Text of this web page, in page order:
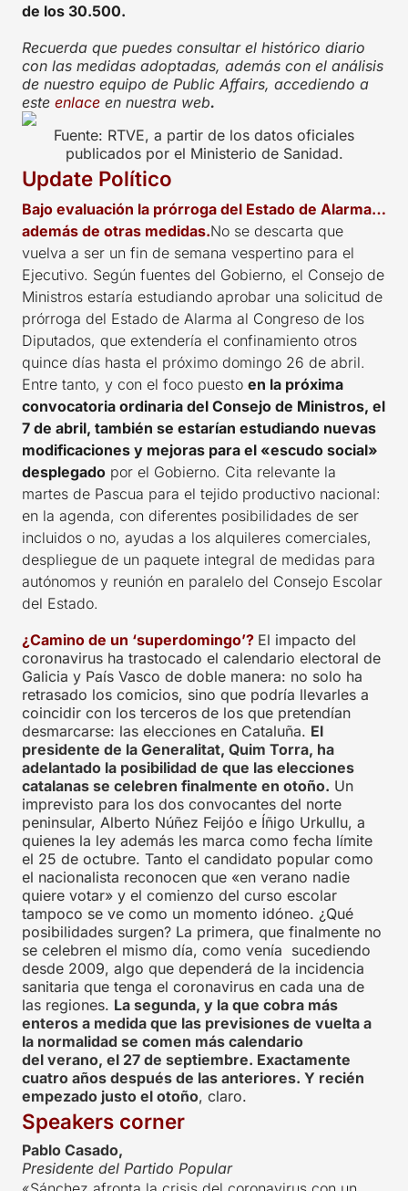
de los 30.500.
Recuerda que puedes consultar el histórico diario
con las medidas adoptadas, además con el análisis
de nuestro equipo de Public Affairs, accediendo a
este enlace en nuestra web.
Fuente: RTVE, a partir de los datos oficiales
publicados por el Ministerio de Sanidad.
Update Político
Bajo evaluación la prórroga del Estado de Alarma…
además de otras medidas.No se descarta que
vuelva a ser un fin de semana vespertino para el
Ejecutivo. Según fuentes del Gobierno, el Consejo de
Ministros estaría estudiando aprobar una solicitud de
prórroga del Estado de Alarma al Congreso de los
Diputados, que extendería el confinamiento otros
quince días hasta el próximo domingo 26 de abril.
Entre tanto, y con el foco puesto en la próxima
convocatoria ordinaria del Consejo de Ministros, el
7 de abril, también se estarían estudiando nuevas
modificaciones y mejoras para el «escudo social»
desplegado por el Gobierno. Cita relevante la
martes de Pascua para el tejido productivo nacional:
en la agenda, con diferentes posibilidades de ser
incluidos o no, ayudas a los alquileres comerciales,
despliegue de un paquete integral de medidas para
autónomos y reunión en paralelo del Consejo Escolar
del Estado.
¿Camino de un ‘superdomingo’? El impacto del
coronavirus ha trastocado el calendario electoral de
Galicia y País Vasco de doble manera: no solo ha
retrasado los comicios, sino que podría llevarles a
coincidir con los terceros de los que pretendían
desmarcarse: las elecciones en Cataluña. El
presidente de la Generalitat, Quim Torra, ha
adelantado la posibilidad de que las elecciones
catalanas se celebren finalmente en otoño. Un
imprevisto para los dos convocantes del norte
peninsular, Alberto Núñez Feijóo e Íñigo Urkullu, a
quienes la ley además les marca como fecha límite
el 25 de octubre. Tanto el candidato popular como
el nacionalista reconocen que «en verano nadie
quiere votar» y el comienzo del curso escolar
tampoco se ve como un momento idóneo. ¿Qué
posibilidades surgen? La primera, que finalmente no
se celebren el mismo día, como venía sucediendo
desde 2009, algo que dependerá de la incidencia
sanitaria que tenga el coronavirus en cada una de
las regiones. La segunda, y la que cobra más
enteros a medida que las previsiones de vuelta a
la normalidad se comen más calendario
del verano, el 27 de septiembre. Exactamente
cuatro años después de las anteriores. Y recién
empezado justo el otoño, claro.
Speakers corner
Pablo Casado,
Presidente del Partido Popular